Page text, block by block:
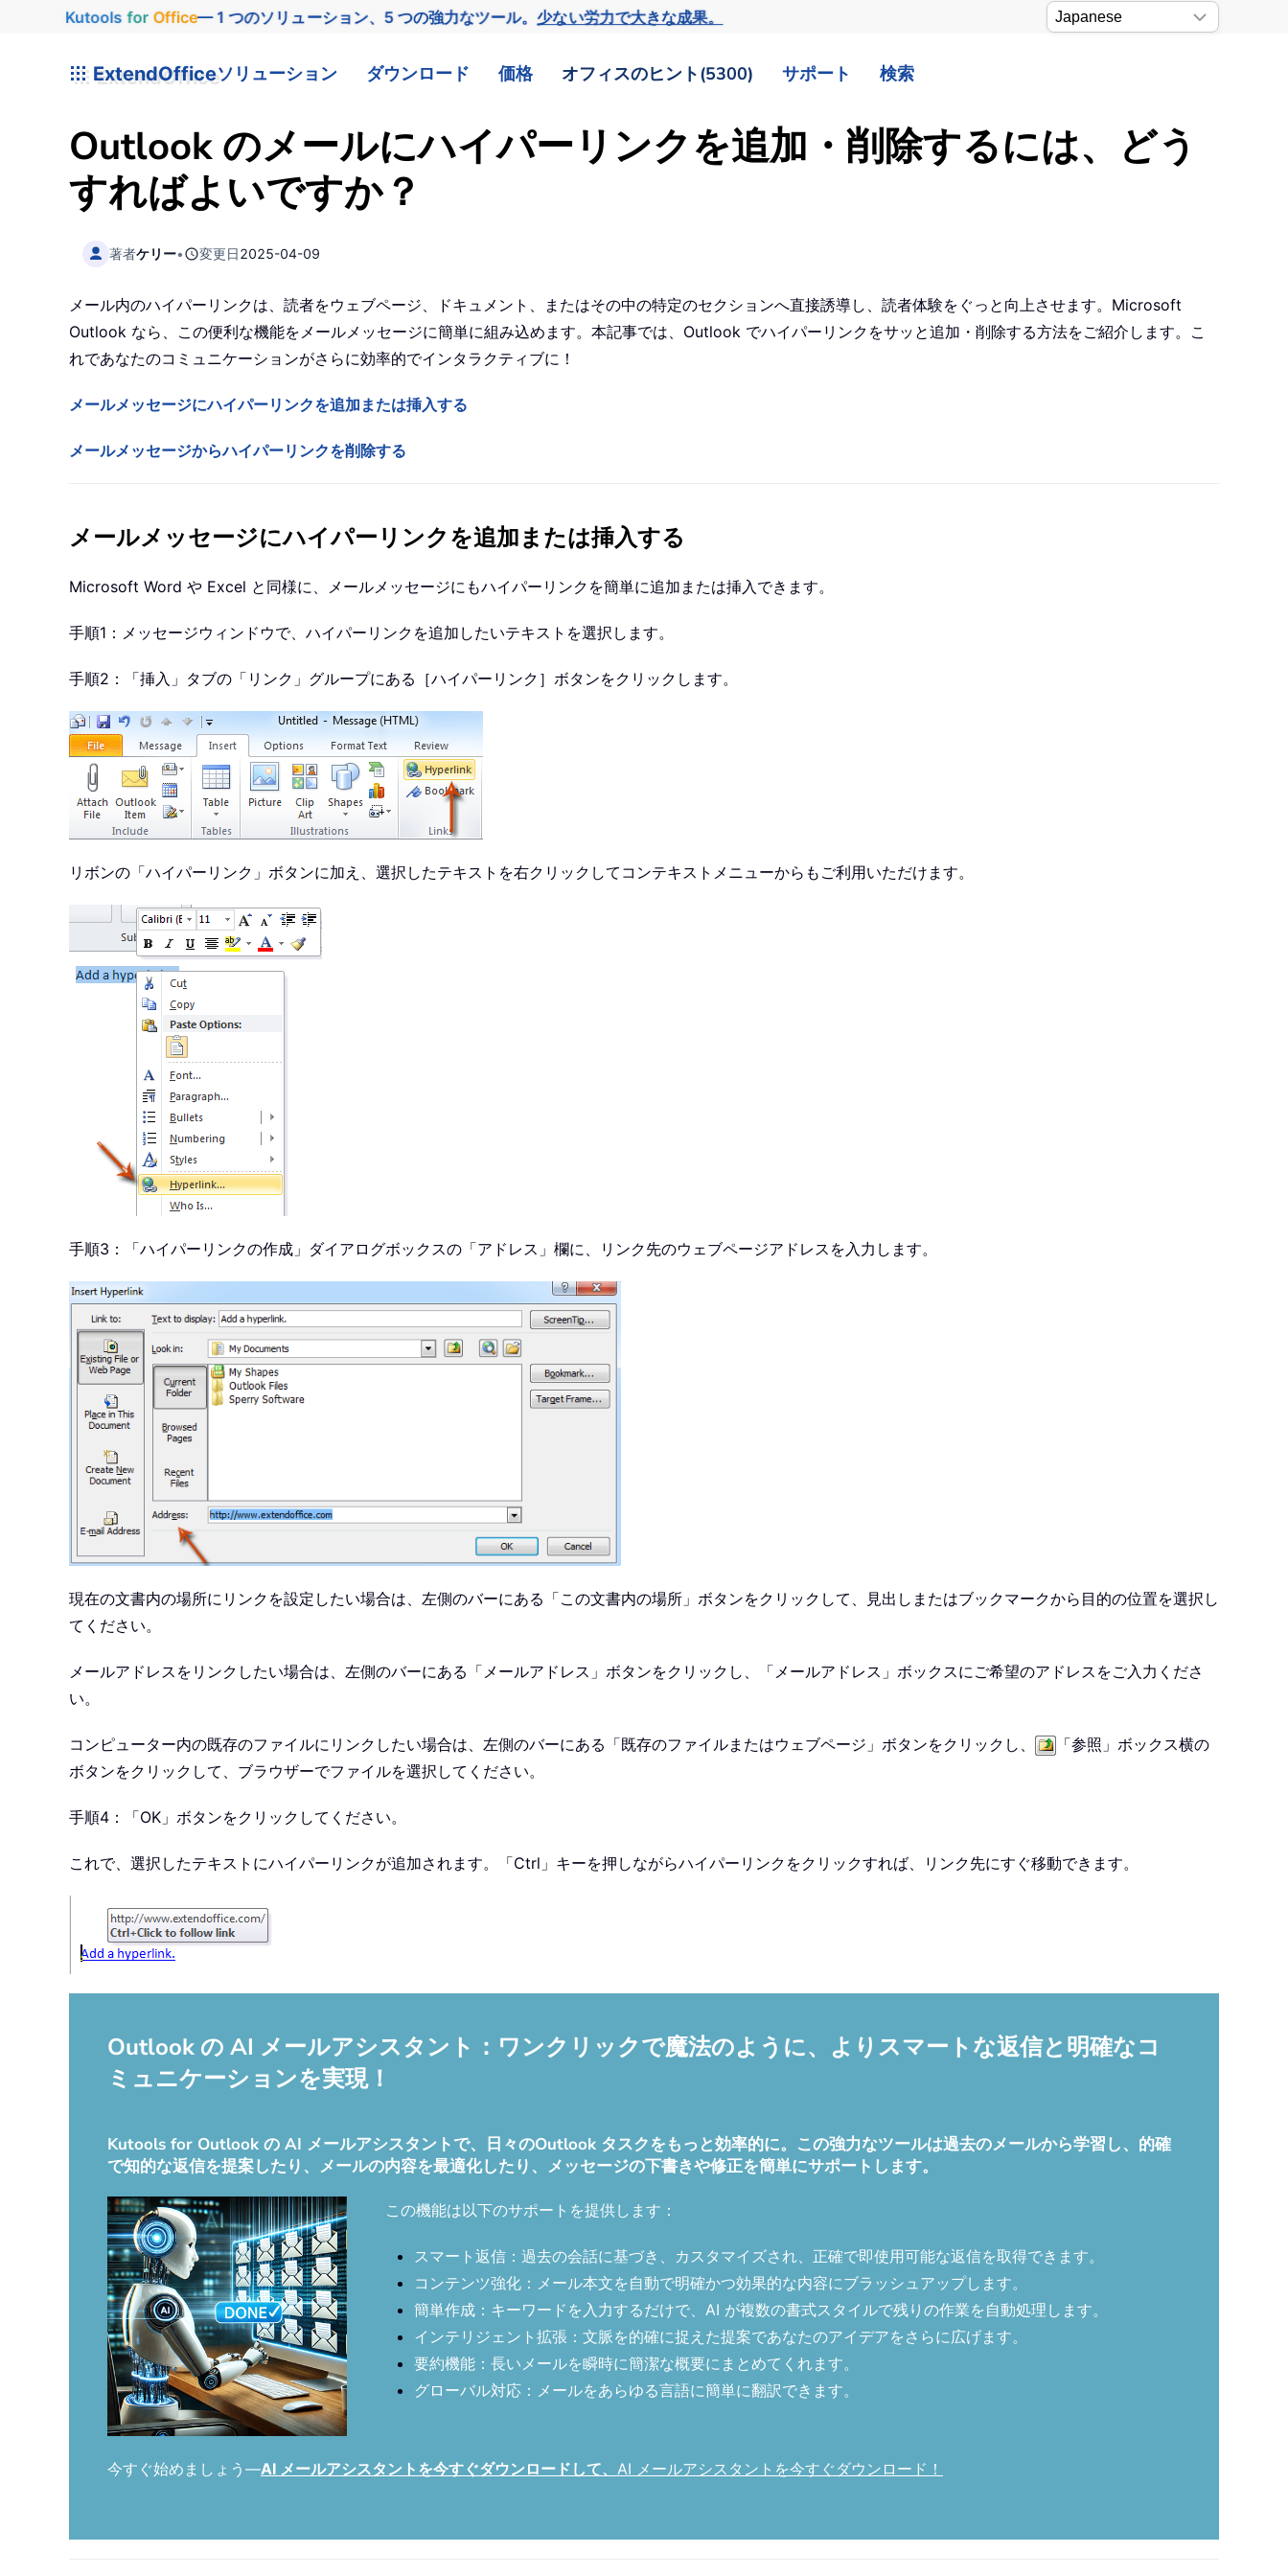
Kutools for Office— 1 つのソリューション、5 つの強力なツール。少ない労力で大きな成果。
ExtendOfficeソリューション ダウンロード 価格 オフィスのヒント(5300) サポート 検索
Outlook のメールにハイパーリンクを追加・削除するには、どう
すればよいですか？
著者ケリー• 変更日2025-04-09
メール内のハイパーリンクは、読者をウェブページ、ドキュメント、またはその中の特定のセクションへ直接誘導し、読者体験をぐっと向上させます。Microsoft
Outlook なら、この便利な機能をメールメッセージに簡単に組み込めます。本記事では、Outlook でハイパーリンクをサッと追加・削除する方法をご紹介します。こ
れであなたのコミュニケーションがさらに効率的でインタラクティブに！
メールメッセージにハイパーリンクを追加または挿入する
メールメッセージからハイパーリンクを削除する
メールメッセージにハイパーリンクを追加または挿入する
Microsoft Word や Excel と同様に、メールメッセージにもハイパーリンクを簡単に追加または挿入できます。
手順1：メッセージウィンドウで、ハイパーリンクを追加したいテキストを選択します。
手順2：「挿入」タブの「リンク」グループにある［ハイパーリンク］ボタンをクリックします。
リボンの「ハイパーリンク」ボタンに加え、選択したテキストを右クリックしてコンテキストメニューからもご利用いただけます。
手順3：「ハイパーリンクの作成」ダイアログボックスの「アドレス」欄に、リンク先のウェブページアドレスを入力します。
現在の文書内の場所にリンクを設定したい場合は、左側のバーにある「この文書内の場所」ボタンをクリックして、見出しまたはブックマークから目的の位置を選択し
てください。
メールアドレスをリンクしたい場合は、左側のバーにある「メールアドレス」ボタンをクリックし、「メールアドレス」ボックスにご希望のアドレスをご入力くださ
い。
コンピューター内の既存のファイルにリンクしたい場合は、左側のバーにある「既存のファイルまたはウェブページ」ボタンをクリックし、
「参照」ボックス横の
ボタンをクリックして、ブラウザーでファイルを選択してください。
手順4：「OK」ボタンをクリックしてください。
これで、選択したテキストにハイパーリンクが追加されます。「Ctrl」キーを押しながらハイパーリンクをクリックすれば、リンク先にすぐ移動できます。
Outlook の AI メールアシスタント：ワンクリックで魔法のように、よりスマートな返信と明確なコ
ミュニケーションを実現！
Kutools for Outlook の AI メールアシスタントで、日々のOutlook タスクをもっと効率的に。この強力なツールは過去のメールから学習し、的確
で知的な返信を提案したり、メールの内容を最適化したり、メッセージの下書きや修正を簡単にサポートします。
この機能は以下のサポートを提供します：
スマート返信：過去の会話に基づき、カスタマイズされ、正確で即使用可能な返信を取得できます。
コンテンツ強化：メール本文を自動で明確かつ効果的な内容にブラッシュアップします。
簡単作成：キーワードを入力するだけで、AI が複数の書式スタイルで残りの作業を自動処理します。
インテリジェント拡張：文脈を的確に捉えた提案であなたのアイデアをさらに広げます。
要約機能：長いメールを瞬時に簡潔な概要にまとめてくれます。
グローバル対応：メールをあらゆる言語に簡単に翻訳できます。
今すぐ始めましょう—AI メールアシスタントを今すぐダウンロードして、 AI メールアシスタントを今すぐダウンロード！